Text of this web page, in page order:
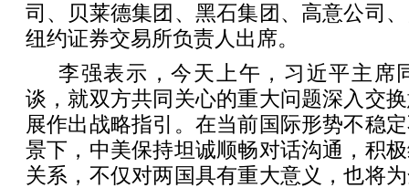
司、贝莱德集团、黑石集团、高意公司
纽约证券交易所负责人出席。
李强表示，今天上午，习近平主席
谈，就双方共同关心的重大问题深入交
展作出战略指引。在当前国际形势不稳
景下，中美保持坦诚顺畅对话沟通，积
关系，不仅对两国具有重大意义，也将